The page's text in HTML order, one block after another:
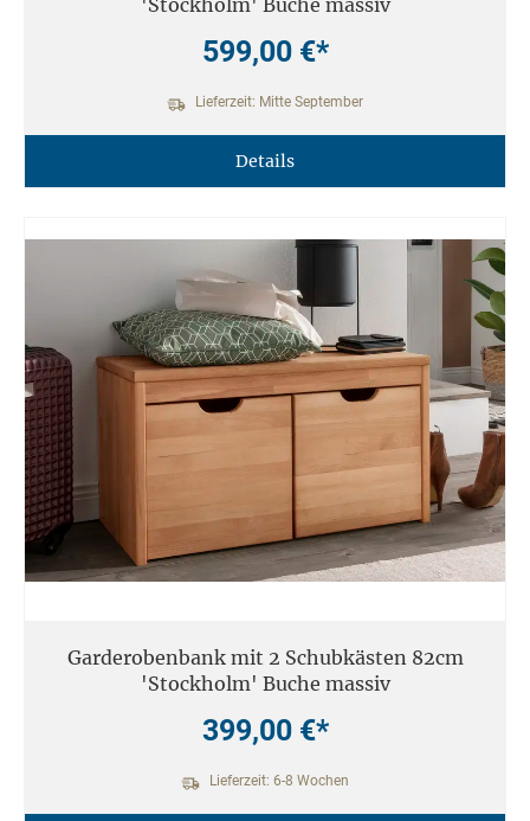
'Stockholm' Buche massiv
599,00 €*
Lieferzeit: Mitte September
Details
Garderobenbank mit 2 Schubkästen 82cm
'Stockholm' Buche massiv
399,00 €*
Lieferzeit: 6-8 Wochen